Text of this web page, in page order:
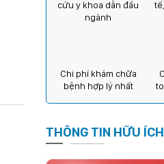
cứu y khoa dẫn đầu
ngành
Chi phí khám chữa
bệnh hợp lý nhất
THÔNG TIN HỮU